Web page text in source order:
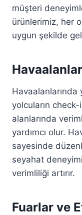
müşteri
ürünlerimiz, her
uygun şekilde
yolcuların
alanlarında
yardımcı olur.
sayesinde
seyahat
verimliliği artırır.
Fuarlar ve